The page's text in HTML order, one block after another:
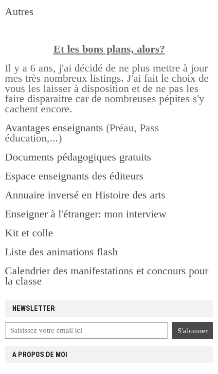
NEWSLETTER
Autres
Et les bons plans, alors?
Il y a 6 ans, j'ai décidé de ne plus mettre à jour
mes très nombreux listings. J'ai fait le choix de
vous les laisser à disposition et de ne pas les
faire disparaitre car de nombreuses pépites s'y
cachent encore.
Avantages enseignants (Préau, Pass
éducation,...)
Documents pédagogiques gratuits
Espace enseignants des éditeurs
Annuaire inversé en Histoire des arts
Enseigner à l'étranger: mon interview
Kit et colle
Liste des animations flash
Calendrier des manifestations et concours pour
la classe
A PROPOS DE MOI